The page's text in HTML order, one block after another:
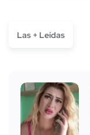
Las + Leídas